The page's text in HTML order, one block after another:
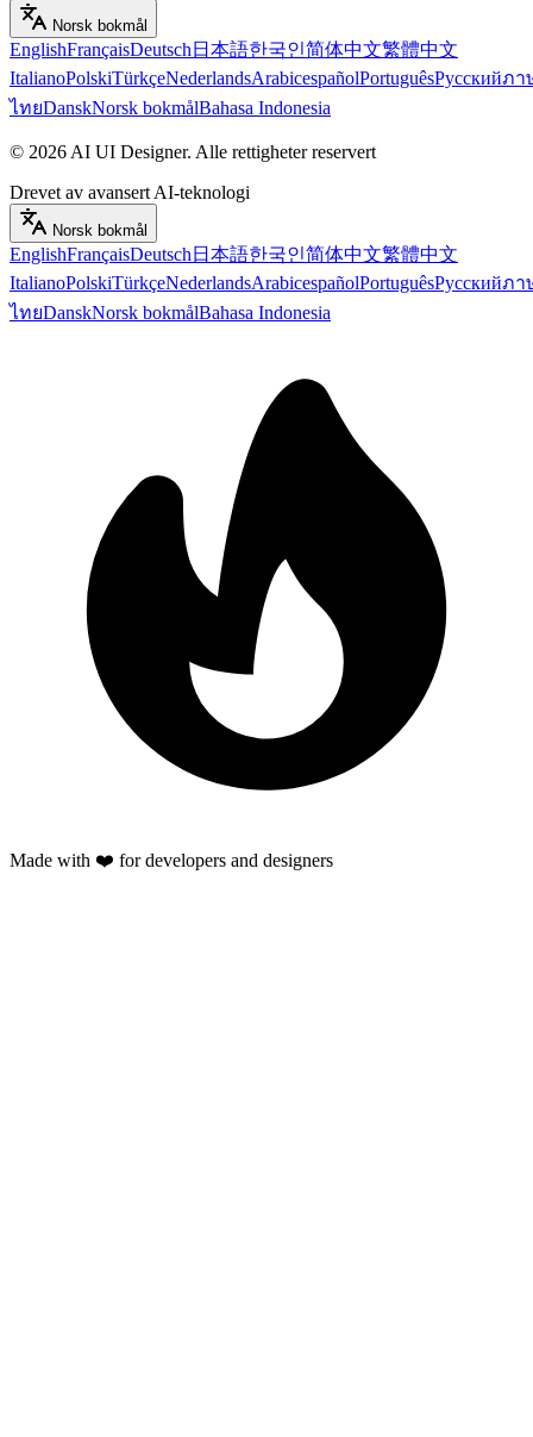
Norsk bokmål
EnglishFrançaisDeutsch 日本語한국인简体中文繁體中文
ItalianoPolskiTürkçeNederlandsArabicespañolPortuguêsРусскийภา
ไทยDanskNorsk bokmålBahasa Indonesia
© 2026 AI UI Designer. Alle rettigheter reservert
Drevet av avansert AI-teknologi
Norsk bokmål
EnglishFrançaisDeutsch 日本語한국인简体中文繁體中文
ItalianoPolskiTürkçeNederlandsArabicespañolPortuguêsРусскийภา
ไทยDanskNorsk bokmålBahasa Indonesia
Made with ❤️ for developers and designers